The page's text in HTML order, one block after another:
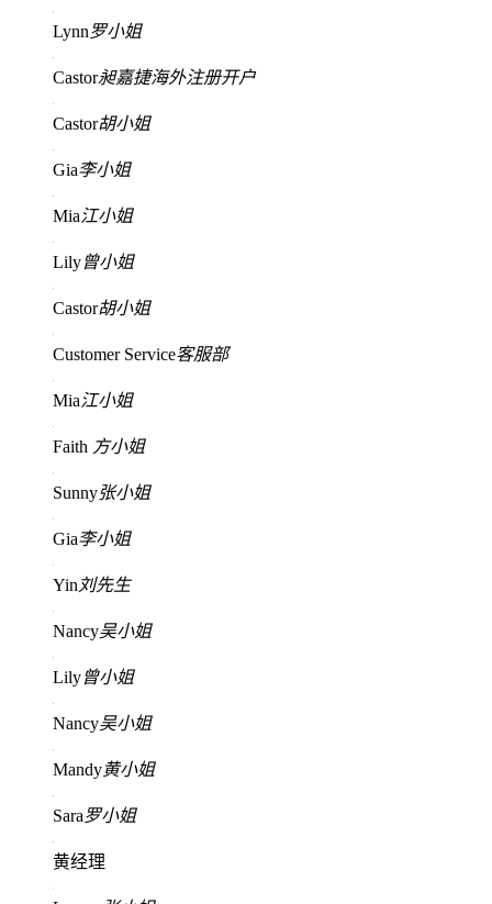
Lynn罗小姐
Castor昶嘉捷海外注册开户
Castor胡小姐
Gia李小姐
Mia江小姐
Lily曾小姐
Castor胡小姐
Customer Service客服部
Mia江小姐
Faith 方小姐
Sunny张小姐
Gia李小姐
Yin 刘先生
Nancy吴小姐
Lily曾小姐
Nancy吴小姐
Mandy黄小姐
Sara罗小姐
黄经理